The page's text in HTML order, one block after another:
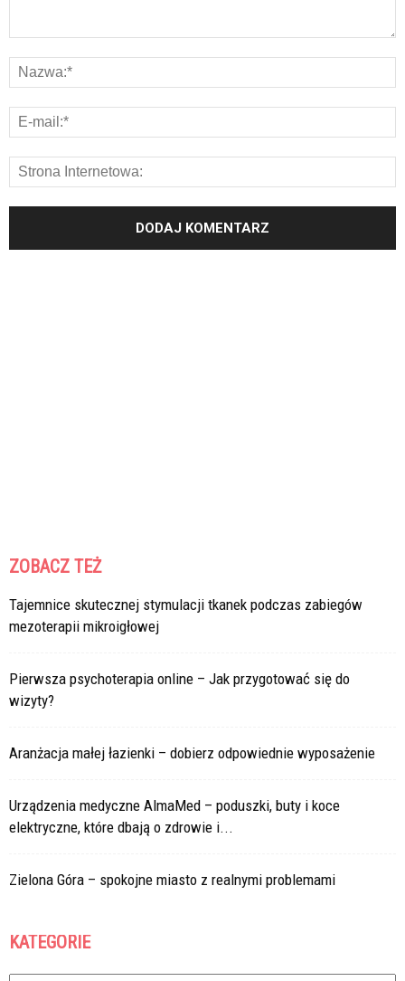
ZOBACZ TEŻ
Tajemnice skutecznej stymulacji tkanek podczas zabiegów
mezoterapii mikroigłowej
Pierwsza psychoterapia online – Jak przygotować się do
wizyty?
Aranżacja małej łazienki – dobierz odpowiednie wyposażenie
Urządzenia medyczne AlmaMed – poduszki, buty i koce
elektryczne, które dbają o zdrowie i...
Zielona Góra – spokojne miasto z realnymi problemami
KATEGORIE
Kategorie